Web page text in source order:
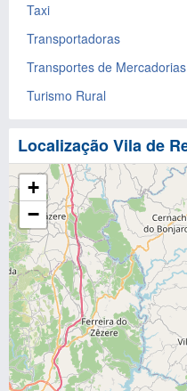
Taxi
Transportadoras
Transportes de Mercadorias
Turismo Rural
Localização Vila de
+
−